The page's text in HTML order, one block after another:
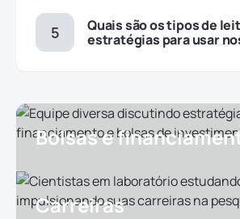
Quais são os tipos de
estratégias para usar
Bolsas e
Carreiras